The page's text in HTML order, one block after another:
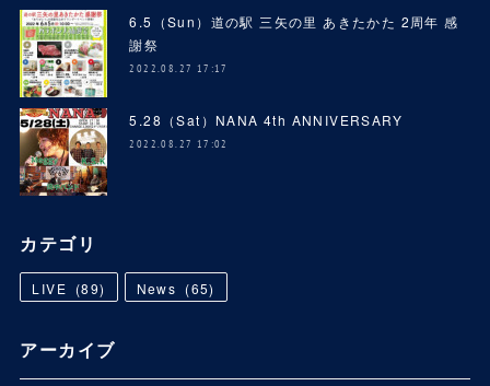
6.5（Sun）道の駅 三矢の里 あきたかた 2周年 感
謝祭
2022.08.27 17:17
5.28（Sat）NANA 4th ANNIVERSARY
2022.08.27 17:02
カテゴリ
LIVE (89) News (65)
アーカイブ